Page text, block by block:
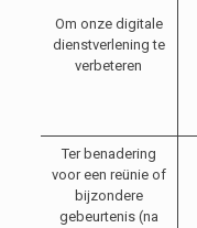
Om onze digitale
dienstverlening te
verbeteren
Ter benadering
voor een reünie of
bijzondere
gebeurtenis (na